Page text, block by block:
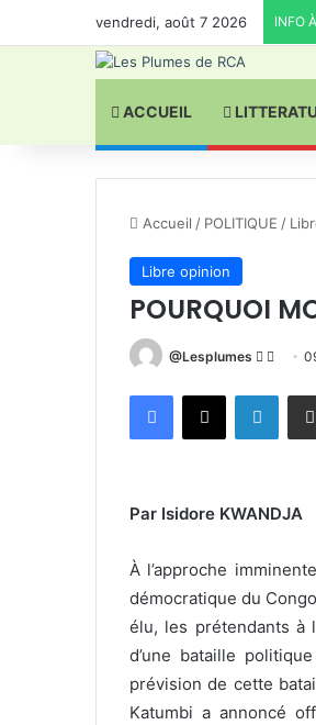
vendredi, août 7 2026 INFO
ACCUEIL
Accueil / POLITIQUE /
Libre opinion
POURQUOI
@Lesplumes
Follow
courriel
Facebook
X
Par Isidore KWANDJA
À l’approche
démocratique du
élu, les prétendants à
d’une bataille
prévision de cette
Katumbi a annoncé